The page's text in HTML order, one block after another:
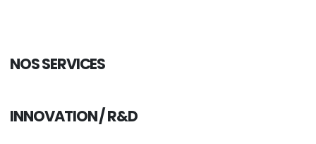
NOS SERVICES
INNOVATION / R&D